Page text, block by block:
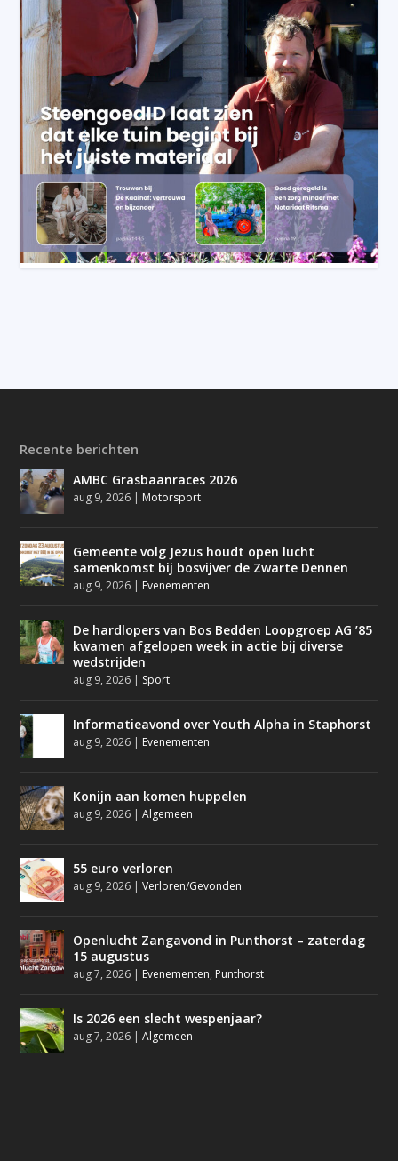
Recente berichten
AMBC Grasbaanraces 2026
aug 9, 2026 | Motorsport
Gemeente volg Jezus houdt open lucht
samenkomst bij bosvijver de Zwarte Dennen
aug 9, 2026 | Evenementen
De hardlopers van Bos Bedden Loopgroep AG ’85
kwamen afgelopen week in actie bij diverse
wedstrijden
aug 9, 2026 | Sport
Informatieavond over Youth Alpha in Staphorst
aug 9, 2026 | Evenementen
Konijn aan komen huppelen
aug 9, 2026 |Algemeen
55 euro verloren
aug 9, 2026 |Verloren/Gevonden
Openlucht Zangavond in Punthorst – zaterdag
15 augustus
aug 7, 2026 | Evenementen, Punthorst
Is 2026 een slecht wespenjaar?
aug 7, 2026 |Algemeen